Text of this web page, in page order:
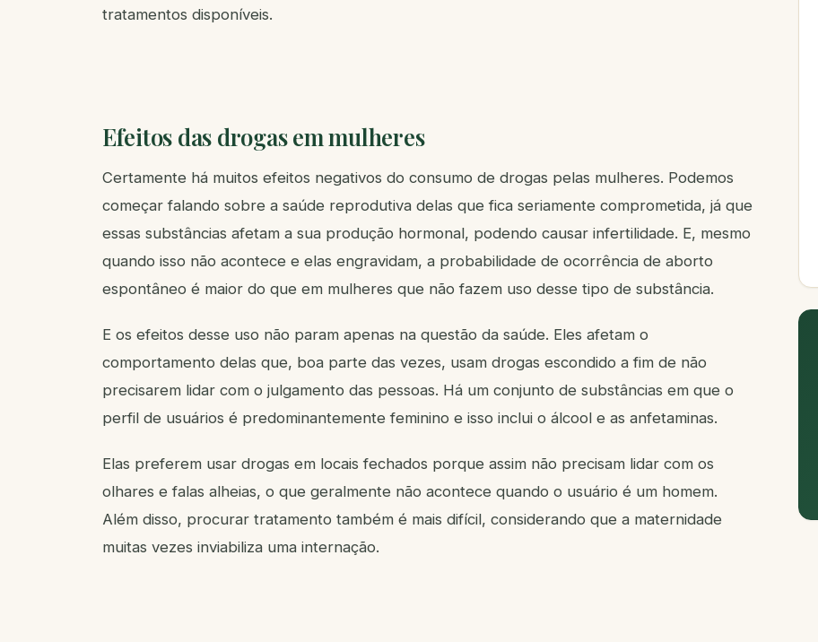
tratamentos disponíveis.
Efeitos das drogas em mulheres
Certamente há muitos efeitos negativos do consumo de drogas pelas mulheres. Podemos
começar falando sobre a saúde reprodutiva delas que fica seriamente comprometida, já que
essas substâncias afetam a sua produção hormonal, podendo causar infertilidade. E, mesmo
quando isso não acontece e elas engravidam, a probabilidade de ocorrência de aborto
espontâneo é maior do que em mulheres que não fazem uso desse tipo de substância.
E os efeitos desse uso não param apenas na questão da saúde. Eles afetam o
comportamento delas que, boa parte das vezes, usam drogas escondido a fim de não
precisarem lidar com o julgamento das pessoas. Há um conjunto de substâncias em que o
perfil de usuários é predominantemente feminino e isso inclui o álcool e as anfetaminas.
Elas preferem usar drogas em locais fechados porque assim não precisam lidar com os
olhares e falas alheias, o que geralmente não acontece quando o usuário é um homem.
Além disso, procurar tratamento também é mais difícil, considerando que a maternidade
muitas vezes inviabiliza uma internação.